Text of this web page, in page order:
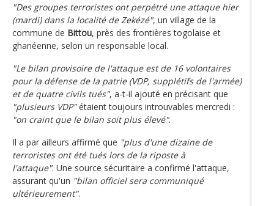
"Des groupes terroristes ont perpétré une attaque hier
(mardi) dans la localité de Zekézé", un village de la
commune de Bittou, près des frontières togolaise et
ghanéenne, selon un responsable local.
"Le bilan provisoire de l'attaque est de 16 volontaires
pour la défense de la patrie (VDP, supplétifs de l'armée)
et de quatre civils tués", a-t-il ajouté en précisant que
"plusieurs VDP"étaient toujours introuvables mercredi :
"on craint que le bilan soit plus élevé".
Il a par ailleurs affirmé que "plus d'une dizaine de
terroristes ont été tués lors de la riposte à
l'attaque". Une source sécuritaire a confirmé l'attaque,
assurant qu'un "bilan officiel sera communiqué
ultérieurement".